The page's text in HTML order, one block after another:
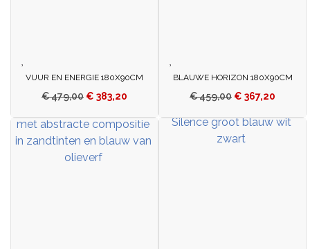
VUUR EN ENERGIE 180X90CM
€479,00 € 383,20
BLAUWE HORIZON 180X90CM
€459,00 € 367,20